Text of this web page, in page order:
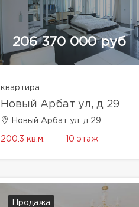
206 370 000 руб
квартира
Новый Арбат ул, д 29
Новый Арбат ул, д 29
200.3 кв.м. 10 этаж
Продажа